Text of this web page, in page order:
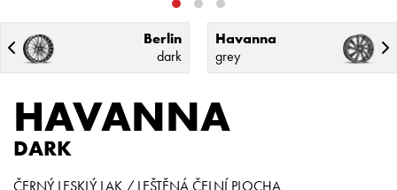
Berlin
dark
Havanna
grey
HAVANNA
DARK
ČERNÝ LESKLÝ LAK / LEŠTĚNÁ ČELNÍ PLOCHA